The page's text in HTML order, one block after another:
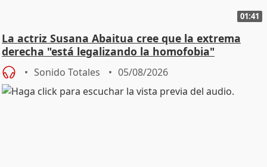
01:41
La actriz Susana Abaitua cree que la extrema
derecha "está legalizando la homofobia"
Sonido Totales 05/08/2026